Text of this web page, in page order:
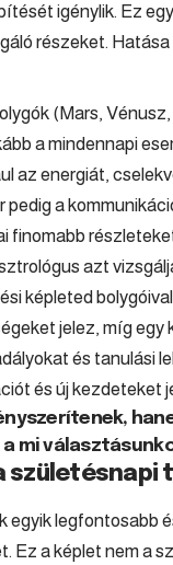
igénylik. Ez
részeket.
(Mars,
a mindennapi
az energiát,
a
finomabb
azt
képleted
jelez, míg
és tanulási
és új kezdeteket
mi
születésnapi
legfontosabb
Ez a képlet nem a